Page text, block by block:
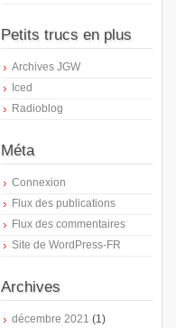
Petits trucs en plus
Archives JGW
Iced
Radioblog
Méta
Connexion
Flux des publications
Flux des commentaires
Site de WordPress-FR
Archives
décembre 2021 (1)